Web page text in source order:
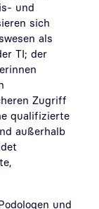
und
sich
als
TI; der
Zugriff
qualifizierte
außerhalb
und